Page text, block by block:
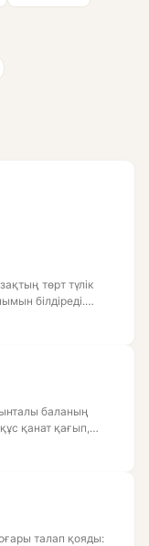
төрт түлік
білдіреді.
баланың
қанат қағып,
талап қояды: